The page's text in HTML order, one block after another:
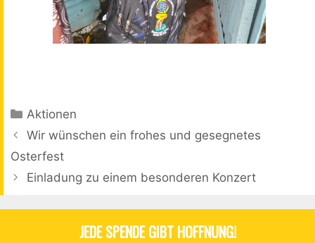
Kategorien
Aktionen
Beitrags-
Navigation
Wir wünschen ein frohes und gesegnetes
Osterfest
Einladung zu einem besonderen Konzert
JEDE SPENDE GIBT HOFFNUNG!